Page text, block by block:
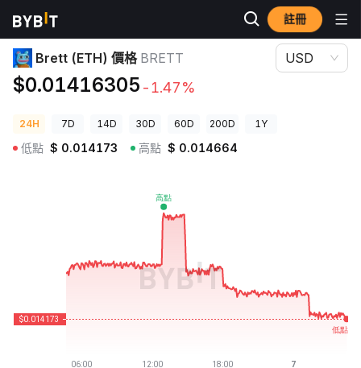
註冊
加密貨幣價格
Brett (ETH) 價格 BRETT
$0.01416305 -1.47%
USD
24H 7D 14D 30D 60D 200D 1Y
低點 $ 0.014173 高點 $ 0.014664